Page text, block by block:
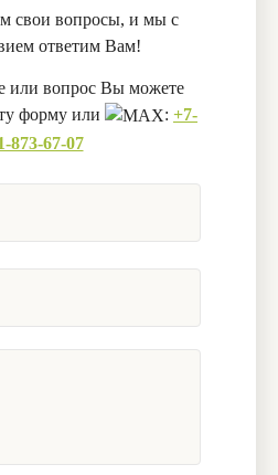
свои вопросы, и мы с
ответим Вам!
или вопрос Вы можете
форму или
: +7-
873-67-07